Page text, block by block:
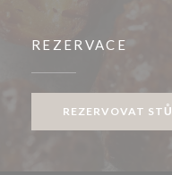
REZERVACE
REZERVOVAT